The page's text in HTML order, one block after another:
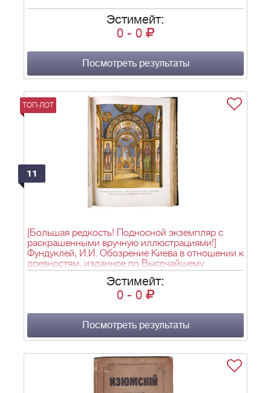
Эстимейт:
0 - 0
Посмотреть результаты
ТОП-ЛОТ
11
[Большая редкость! Подносной экземпляр с
раскрашенными вручную иллюстрациями!]
Фундуклей, И.И. Обозрение Киева в отношении к
древностям, изданное по Высочайшему
соизволению / киевским гражданским
губернатором / Иваном Фундуклеем. - Киев:
Типография И. Вальнера, 1847. - VIII, XVI, 111 с.,
Эстимейт:
0 - 0
Посмотреть результаты